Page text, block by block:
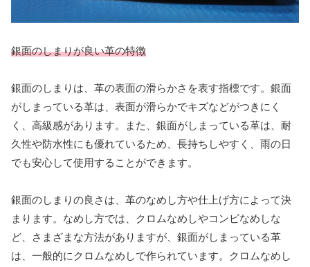
銀面のしまりが良い革の特徴
銀面のしまりは、革の表面の滑らかさを表す指標です。銀面
がしまっている革は、表面が滑らかでキズなどがつきにく
く、高級感があります。また、銀面がしまっている革は、耐
久性や防水性にも優れているため、長持ちしやすく、雨の日
でも安心して使用することができます。
銀面のしまりの良さは、革のなめし方や仕上げ方によって決
まります。なめし方では、クロムなめしやコンビなめしな
ど、さまざまな方法がありますが、銀面がしまっている革
は、一般的にクロムなめしで作られています。クロムなめし